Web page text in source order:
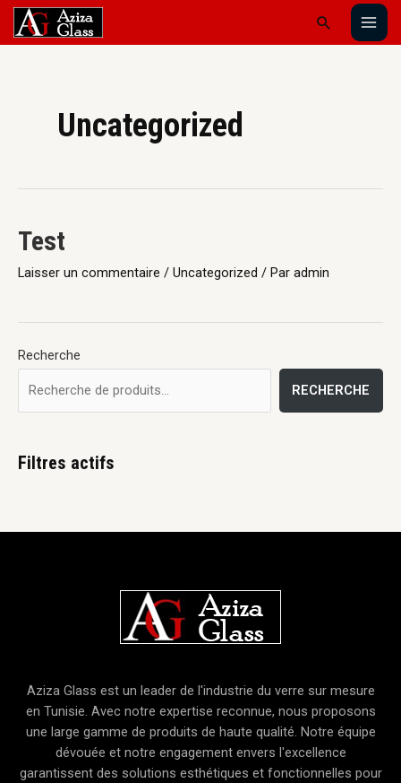
Recherche
RECHERCHE
Filtres actifs
Uncategorized
Test
Laisser un commentaire / Uncategorized / Par admin
Aziza Glass est un leader de l'industrie du verre sur mesure
en Tunisie. Avec notre expertise reconnue, nous proposons
une large gamme de produits de haute qualité. Notre équipe
dévouée et notre engagement envers l'excellence
garantissent des solutions esthétiques et fonctionnelles pour